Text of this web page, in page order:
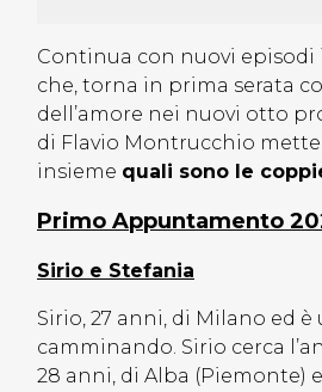
Continua con nuovi episodi
che, torna in prima serata
dell’amore nei nuovi otto
di Flavio Montrucchio
insieme quali sono le
Primo Appuntamento
Sirio e Stefania
Sirio, 27 anni, di Milano ed
camminando. Sirio cerca
28 anni, di Alba (Piemonte)